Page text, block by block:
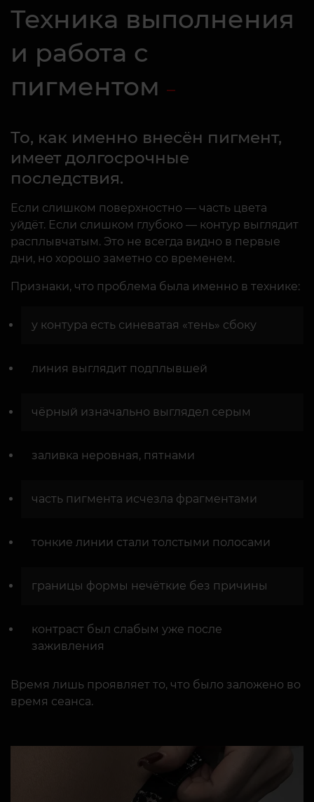
Техника выполнения
и работа с
пигментом
То, как именно внесён пигмент,
имеет долгосрочные
последствия.
Если слишком поверхностно — часть цвета
уйдёт. Если слишком глубоко — контур выглядит
расплывчатым. Это не всегда видно в первые
дни, но хорошо заметно со временем.
Признаки, что проблема была именно в технике:
у контура есть синеватая «тень» сбоку
линия выглядит подплывшей
чёрный изначально выглядел серым
заливка неровная, пятнами
часть пигмента исчезла фрагментами
тонкие линии стали толстыми полосами
границы формы нечёткие без причины
контраст был слабым уже после
заживления
Время лишь проявляет то, что было заложено во
время сеанса.